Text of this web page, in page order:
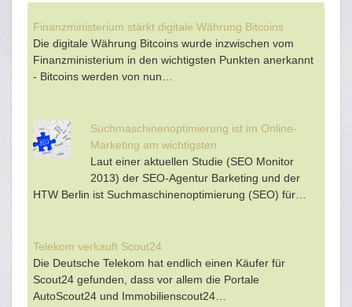
Finanzministerium stärkt digitale Währung Bitcoins
Die digitale Währung Bitcoins wurde inzwischen vom
Finanzministerium in den wichtigsten Punkten anerkannt
- Bitcoins werden von nun…
Suchmaschinenoptimierung ist im Online-
Marketing am wichtigsten
Laut einer aktuellen Studie (SEO Monitor
2013) der SEO-Agentur Barketing und der
HTW Berlin ist Suchmaschinenoptimierung (SEO) für…
Telekom verkauft Scout24
Die Deutsche Telekom hat endlich einen Käufer für
Scout24 gefunden, dass vor allem die Portale
AutoScout24 und Immobilienscout24…